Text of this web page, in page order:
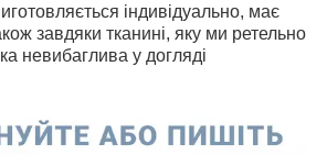
індивідуально, має
завдяки тканині, яку ми ретельно
невибаглива у догляді